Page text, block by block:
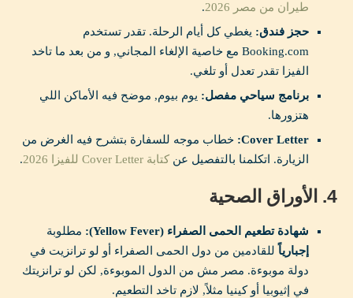
طيران من مصر 2026
.
حجز فندق: يغطي كل أيام الرحلة. تقدر تستخدم
Booking.com مع خاصية الإلغاء المجاني, و من بعد ما تاخد
الفيزا تقدر تعدل أو تلغي.
برنامج سياحي مفصل: يوم بيوم, موضح فيه الأماكن اللي
هتزورها.
Cover Letter: خطاب موجه للسفارة بتشرح فيه الغرض من
الزيارة. اتكلمنا بالتفصيل عن كتابة Cover Letter للفيزا 2026 .
4. الأوراق الصحية
شهادة تطعيم الحمى الصفراء (Yellow Fever):
مطلوبة
إجبارياً للقادمين من دول الحمى الصفراء أو لو ترانزيت في
دولة موبوءة. مصر مش من الدول الموبوءة, لكن لو ترانزيتك
في إثيوبيا أو كينيا مثلاً, لازم تاخد التطعيم.